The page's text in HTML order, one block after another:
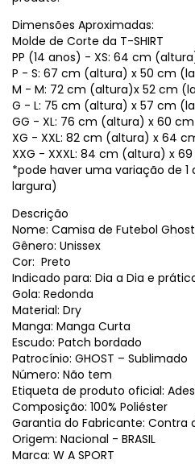
Dimensões Aproximadas:
Molde de Corte da T-SHIRT
PP (14 anos) - XS: 64 cm
P - S: 67 cm (altura) x 50 cm
M - M: 72 cm (altura)x 52 cm
G - L: 75 cm (altura) x 57 cm
GG - XL: 76 cm (altura) x 60
XG - XXL: 82 cm (altura) x 64
XXG - XXXL: 84 cm (altura) x
*pode haver uma variação de
largura)
Descrição
Nome: Camisa de Futebol
Gênero: Unissex
Cor: Preto
Indicado para: Dia a Dia e
Gola: Redonda
Material: Dry
Manga: Manga Curta
Escudo: Patch bordado
Patrocínio: GHOST – Sublimado
Número: Não tem
Etiqueta de produto oficial:
Composição: 100% Poliéster
Garantia do Fabricante:
Origem: Nacional - BRASIL
Marca: W A SPORT